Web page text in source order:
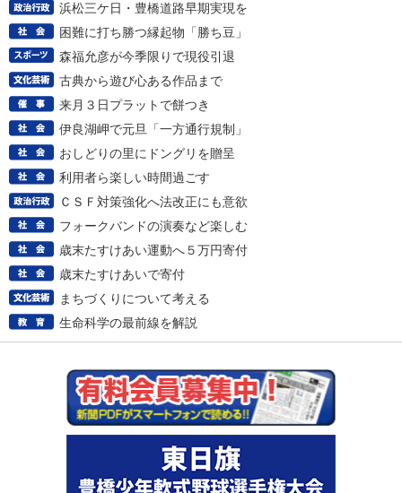
浜松三ケ日・豊橋道路早期実現を
困難に打ち勝つ縁起物「勝ち豆」
森福允彦が今季限りで現役引退
古典から遊び心ある作品まで
来月３日プラットで餅つき
伊良湖岬で元旦「一方通行規制」
おしどりの里にドングリを贈呈
利用者ら楽しい時間過ごす
ＣＳＦ対策強化へ法改正にも意欲
フォークバンドの演奏など楽しむ
歳末たすけあい運動へ５万円寄付
歳末たすけあいで寄付
まちづくりについて考える
生命科学の最前線を解説